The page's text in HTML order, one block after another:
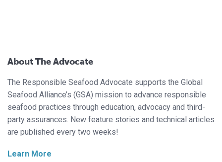
About The Advocate
The Responsible Seafood Advocate supports the Global
Seafood Alliance’s (GSA) mission to advance responsible
seafood practices through education, advocacy and third-
party assurances. New feature stories and technical articles
are published every two weeks!
Learn More